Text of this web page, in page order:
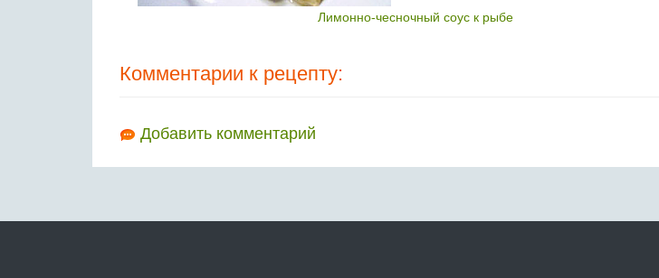
Лимонно-чесночный соус к рыбе
Комментарии к рецепту:
Добавить комментарий